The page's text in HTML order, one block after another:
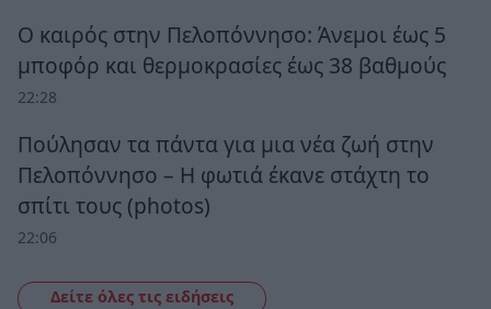
Ο καιρός στην Πελοπόννησο: Άνεμοι έως 5
μποφόρ και θερμοκρασίες έως 38 βαθμούς
22:28
Πούλησαν τα πάντα για μια νέα ζωή στην
Πελοπόννησο – Η φωτιά έκανε στάχτη το
σπίτι τους (photos)
22:06
Δείτε όλες τις ειδήσεις